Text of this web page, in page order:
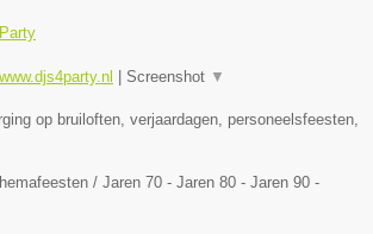
Screenshot ▼
op bruiloften, verjaardagen, personeelsfeesten,
/ Jaren 70 - Jaren 80 - Jaren 90 -